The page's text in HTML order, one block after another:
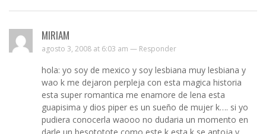
MIRIAM
agosto 3, 2008 at 6:03 am — Responder
hola: yo soy de mexico y soy lesbiana muy lesbiana y
wao k me dejaron perpleja con esta magica historia
esta super romantica me enamore de lena esta
guapisima y dios piper es un sueño de mujer k…. si yo
pudiera conocerla waooo no dudaria un momento en